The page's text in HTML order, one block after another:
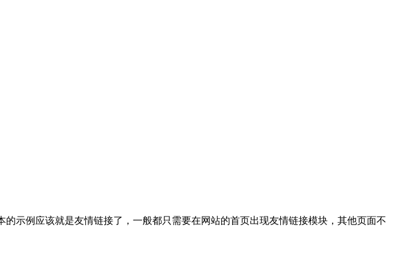
示例应该就是友情链接了，一般都只需要在网站的首页出现友情链接模块，其他页面不